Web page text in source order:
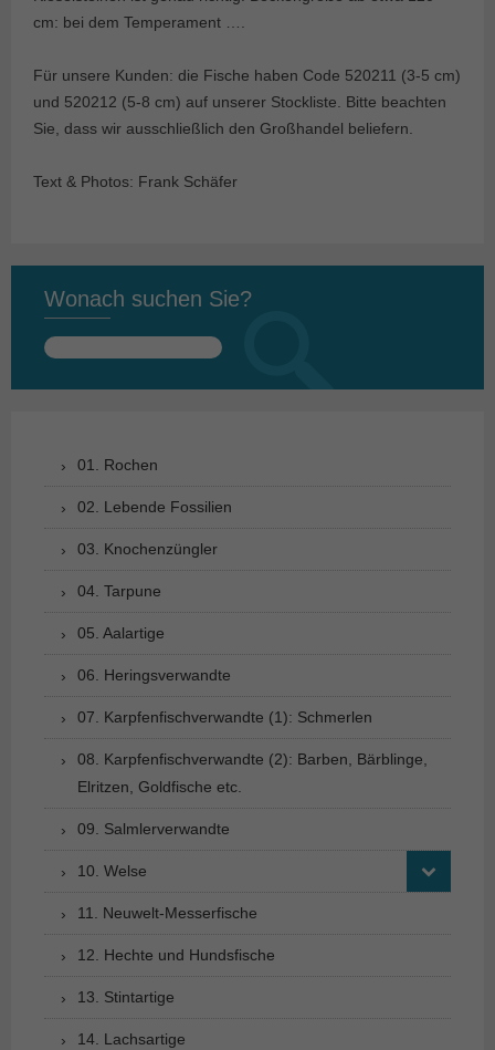
cm: bei dem Temperament ….
Für unsere Kunden: die Fische haben Code 520211 (3-5 cm)
und 520212 (5-8 cm) auf unserer Stockliste. Bitte beachten
Sie, dass wir ausschließlich den Großhandel beliefern.
Text & Photos: Frank Schäfer
Wonach suchen Sie?
Suchen
01. Rochen
02. Lebende Fossilien
03. Knochenzüngler
04. Tarpune
05. Aalartige
06. Heringsverwandte
07. Karpfenfischverwandte (1): Schmerlen
08. Karpfenfischverwandte (2): Barben, Bärblinge,
Elritzen, Goldfische etc.
09. Salmlerverwandte
10. Welse
11. Neuwelt-Messerfische
12. Hechte und Hundsfische
13. Stintartige
14. Lachsartige